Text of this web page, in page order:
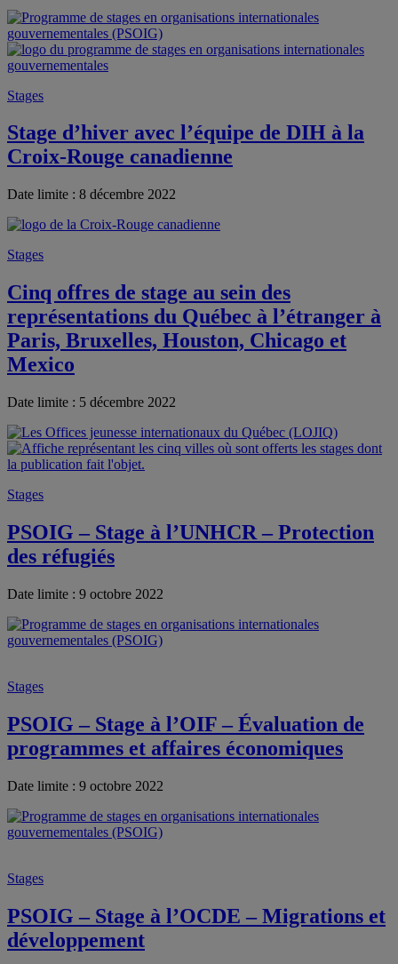
Stages
Stage d’hiver avec l’équipe de DIH à la
Croix-Rouge canadienne
Date limite : 8 décembre 2022
Stages
Cinq offres de stage au sein des
représentations du Québec à l’étranger à
Paris, Bruxelles, Houston, Chicago et
Mexico
Date limite : 5 décembre 2022
Stages
PSOIG – Stage à l’UNHCR – Protection
des réfugiés
Date limite : 9 octobre 2022
Stages
PSOIG – Stage à l’OIF – Évaluation de
programmes et affaires économiques
Date limite : 9 octobre 2022
Stages
PSOIG – Stage à l’OCDE – Migrations et
développement